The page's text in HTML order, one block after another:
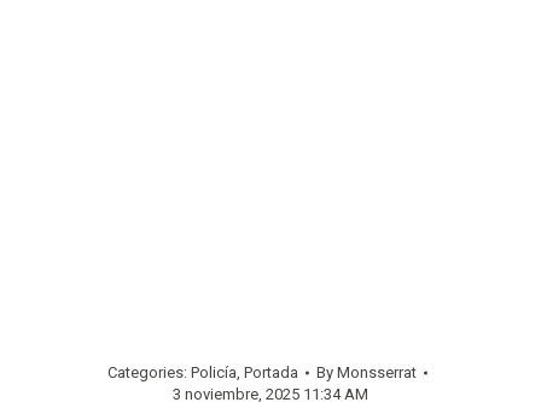
Categories: Policía, Portada By Monsserrat
3 noviembre, 2025 11:34 AM